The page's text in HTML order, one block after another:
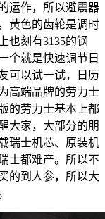
运作，所以避震器
黄色的齿轮是调时
也刻有3135的钢
个就是快速调节日
可以试一试，日历
高端品牌的劳力士
的劳力士基本上都
大家，大部分的朋
瑞士机芯、原装机
士都难产。所以不
的到人参，所以大